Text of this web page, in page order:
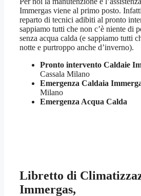
Immergas viene al primo posto.
reparto di tecnici adibiti al pronto
sappiamo tutti che non c’è niente di
senza acqua calda (e sappiamo tutti
notte e purtroppo anche d’inverno).
Pronto intervento Caldaie
Cassala Milano
Emergenza Caldaia
Milano
Emergenza Acqua Calda
Libretto di
Immergas,